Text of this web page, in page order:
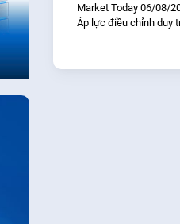
Market Today 06/08/
Áp lực điều chỉnh duy